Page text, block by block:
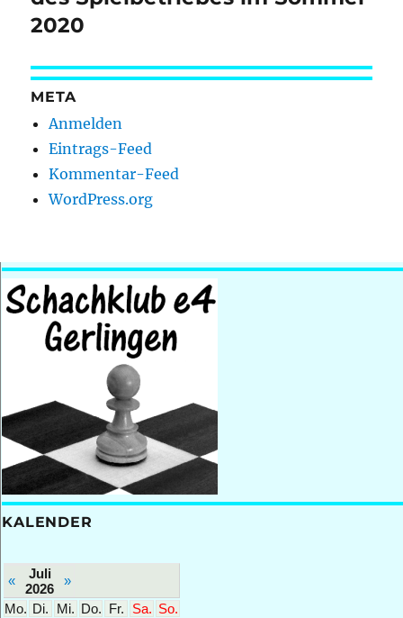
2020
META
Anmelden
Eintrags-Feed
Kommentar-Feed
WordPress.org
KALENDER
«
Juli
2026
»
Mo. Di. Mi. Do. Fr. Sa. So.